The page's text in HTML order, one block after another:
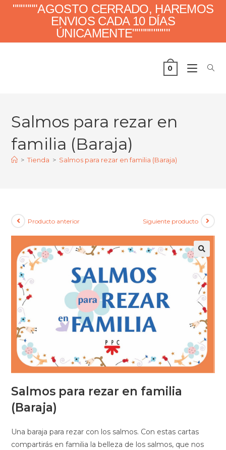
""""""AGOSTO CERRADO, HAREMOS
ENVIOS CADA 10 DÍAS
ÚNICAMENTE"""""""""
0
Salmos para rezar en
familia (Baraja)
> Tienda > Salmos para rezar en familia (Baraja)
Producto anterior Siguiente producto
Salmos para rezar en familia
(Baraja)
Una baraja para rezar con los salmos. Con estas cartas
compartirás en familia la belleza de los salmos, que nos